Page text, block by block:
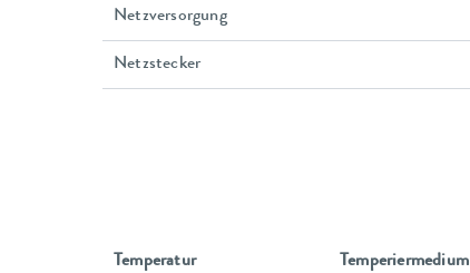
Netzversorgung
Netzstecker
Temperatur Temperiermedium